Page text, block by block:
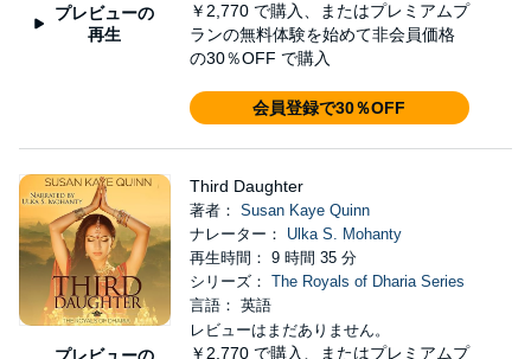
プレビューの
再生
￥2,770 で購入、またはプレミアムプ
ランの無料体験を始めて非会員価格
の30％OFF で購入
会員登録で30％OFF
Third Daughter
著者： Susan Kaye Quinn
ナレーター： Ulka S. Mohanty
再生時間： 9 時間 35 分
シリーズ： The Royals of Dharia Series
言語： 英語
レビューはまだありません。
￥2,770 で購入、またはプレミアムプ